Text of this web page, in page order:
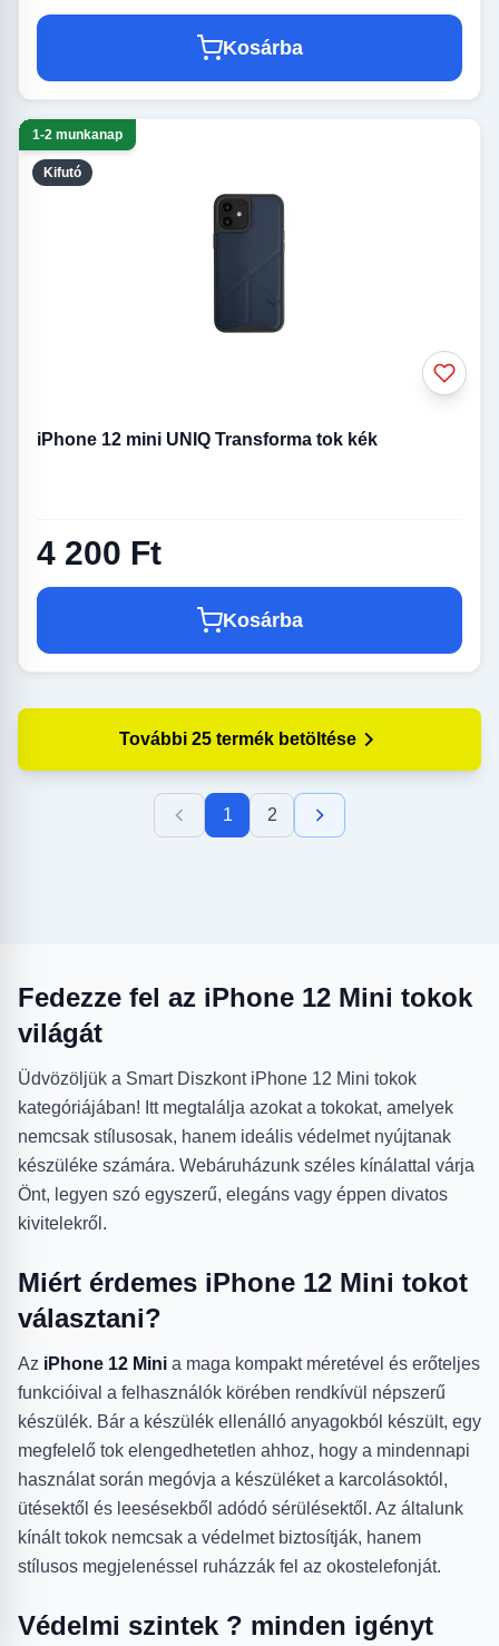
Kosárba
Kifutó
1-2 munkanap
iPhone 12 mini UNIQ Transforma tok kék
4 200 Ft
Kosárba
További 25 termék betöltése
1 2
Fedezze fel az iPhone 12 Mini tokok
világát
Üdvözöljük a Smart Diszkont iPhone 12 Mini tokok
kategóriájában! Itt megtalálja azokat a tokokat, amelyek
nemcsak stílusosak, hanem ideális védelmet nyújtanak
készüléke számára. Webáruházunk széles kínálattal várja
Önt, legyen szó egyszerű, elegáns vagy éppen divatos
kivitelekről.
Miért érdemes iPhone 12 Mini tokot
választani?
Az iPhone 12 Mini a maga kompakt méretével és erőteljes
funkcióival a felhasználók körében rendkívül népszerű
készülék. Bár a készülék ellenálló anyagokból készült, egy
megfelelő tok elengedhetetlen ahhoz, hogy a mindennapi
használat során megóvja a készüléket a karcolásoktól,
ütésektől és leesésekből adódó sérülésektől. Az általunk
kínált tokok nemcsak a védelmet biztosítják, hanem
stílusos megjelenéssel ruházzák fel az okostelefonját.
Védelmi szintek ? minden igényt